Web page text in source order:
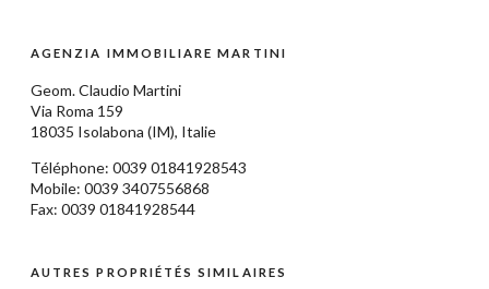
AGENZIA IMMOBILIARE MARTINI
Geom.Claudio Martini
Via Roma 159
18035 Isolabona (IM), Italie
Téléphone: 0039 01841928543
Mobile: 0039 3407556868
Fax: 0039 01841928544
AUTRES PROPRIÉTÉS SIMILAIRES